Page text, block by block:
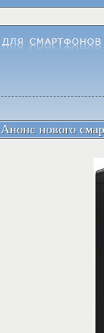
Анонс нового